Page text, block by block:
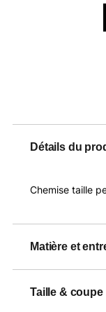
Détails du
Chemise taille
Matière et
Taille & coupe